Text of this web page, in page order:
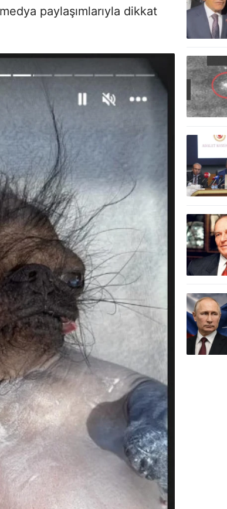
paylaşımlarıyla dikkat